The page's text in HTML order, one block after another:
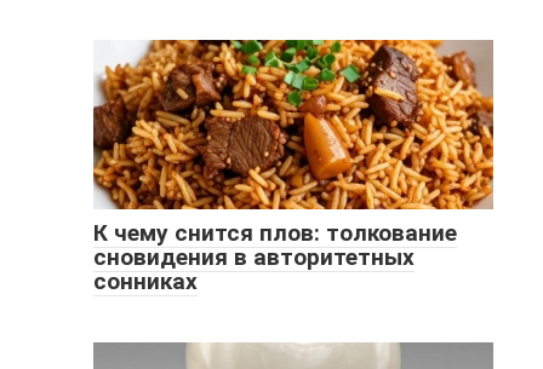
К чему снится плов: толкование
сновидения в авторитетных
сонниках